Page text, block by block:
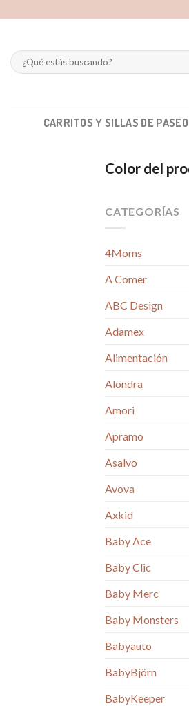
Buscar
por:
CARRITOS Y SILLAS DE PASEO
Color del
CATEGORÍAS
4Moms
A Comer
ABC Design
Adamex
Alimentación
Alondra
Amori
Apramo
Asalvo
Avova
Axkid
Baby Ace
Baby Clic
Baby Merc
Baby Monsters
Babyauto
BabyBjörn
BabyKeeper